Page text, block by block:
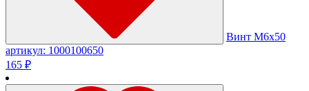
Винт М6х50
артикул: 1000100650
165 ₽